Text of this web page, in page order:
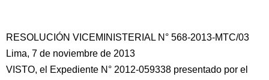
RESOLUCIÓN VICEMINISTERIAL N° 568-2013-MTC/03
Lima, 7 de noviembre de 2013
VISTO, el Expediente N° 2012-059338 presentado por el